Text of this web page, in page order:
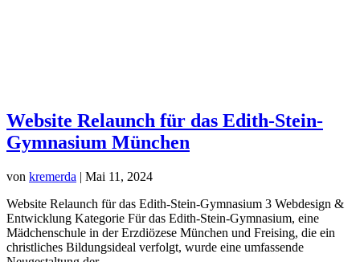
Website Relaunch für das Edith-Stein-
Gymnasium München
von kremerda | Mai 11, 2024
Website Relaunch für das Edith-Stein-Gymnasium 3 Webdesign &
Entwicklung Kategorie Für das Edith-Stein-Gymnasium, eine
Mädchenschule in der Erzdiözese München und Freising, die ein
christliches Bildungsideal verfolgt, wurde eine umfassende